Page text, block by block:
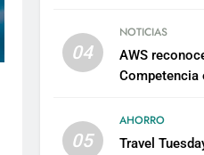
sostenible
04
NOTICIAS
AWS
Competencia
artificial
05
AHORRO
Travel